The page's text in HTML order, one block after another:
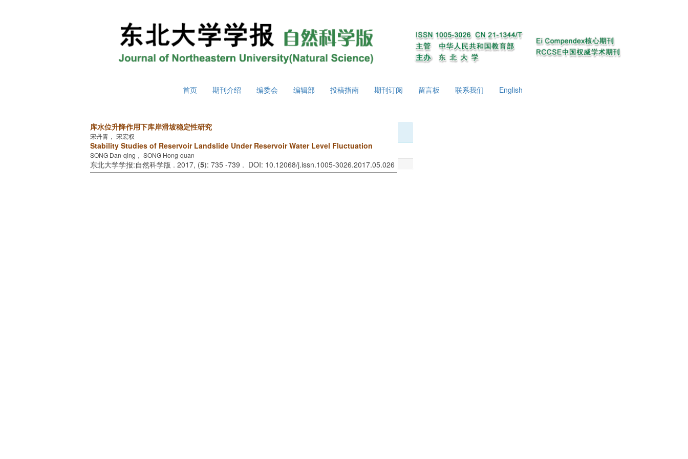
首页 期刊介绍 编委会 编辑部 投稿指南 期刊订阅 留言板 联系我们 English
库水位升降作用下库岸滑坡稳定性研究
宋丹青， 宋宏权
Stability Studies of Reservoir Landslide Under Reservoir Water Level Fluctuation
SONG Dan-qing， SONG Hong-quan
东北大学学报:自然科学版 . 2017, (5): 735 -739 . DOI: 10.12068/j.issn.1005-3026.2017.05.026